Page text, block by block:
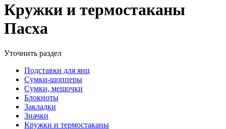
Кружки и термостаканы
Пасха
Уточнить раздел
Подставки для яиц
Сумки-шопперы
Сумки, мешочки
Блокноты
Закладки
Значки
Кружки и термостаканы